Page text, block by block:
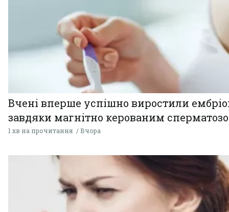
Вчені вперше успішно виростили
завдяки магнітно керованим
1 хв на прочитання Вчора